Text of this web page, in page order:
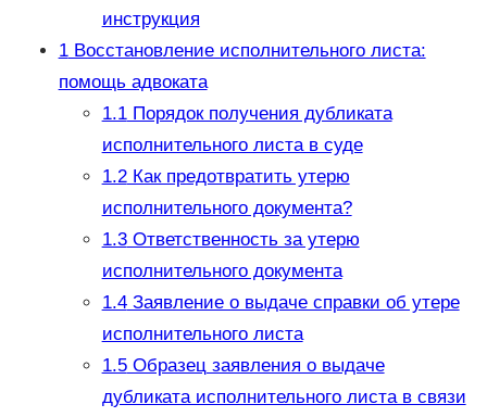
инструкция
1Восстановление исполнительного листа:
помощь адвоката
1.1Порядок получения дубликата
исполнительного листа в суде
1.2Как предотвратить утерю
исполнительного документа?
1.3Ответственность за утерю
исполнительного документа
1.4Заявление о выдаче справки об утере
исполнительного листа
1.5Образец заявления о выдаче
дубликата исполнительного листа в связи